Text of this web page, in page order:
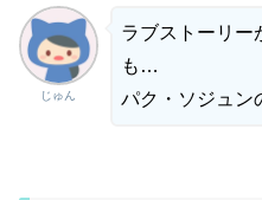
じゅん
ラブストーリー
も…
パク・ソジュン